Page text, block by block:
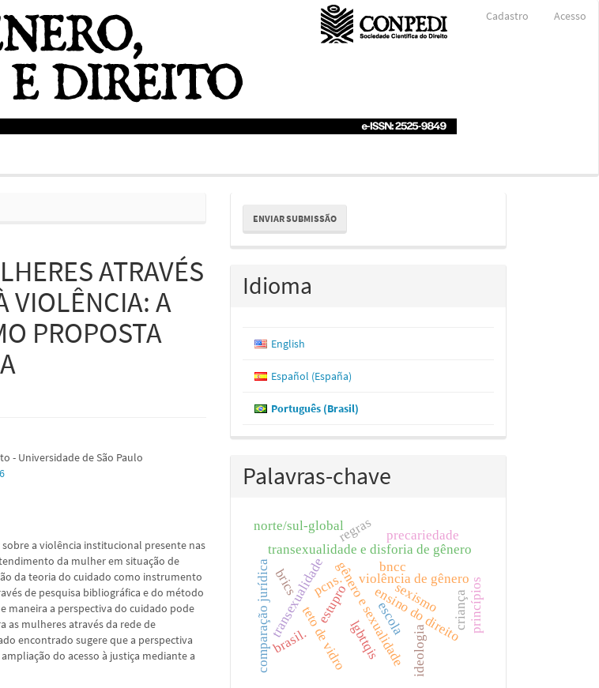
Cadastro Acesso
ATRAVÉS
VIOLÊNCIA: A
PROPOSTA
- Universidade de São Paulo
a violência institucional presente nas
da mulher em situação de
da teoria do cuidado como instrumento
de pesquisa bibliográfica e do método
maneira a perspectiva do cuidado pode
as mulheres através da rede de
encontrado sugere que a perspectiva
do acesso à justiça mediante a
Enviar
Submissão
ENVIAR SUBMISSÃO
Idioma
English
Español (España)
Português (Brasil)
Palavras-chave
violência de gênero
gênero e sexualidade
transexualidade e disforia de gênero
pcns.
lgbttqis
bncc
transexualidade ensino do direito
estupro
teto de vidro
sexismo
comparação jurídicabrics
criança
regras
princípios
norte/sul-global
ideologia
escola
brasil.
precariedade